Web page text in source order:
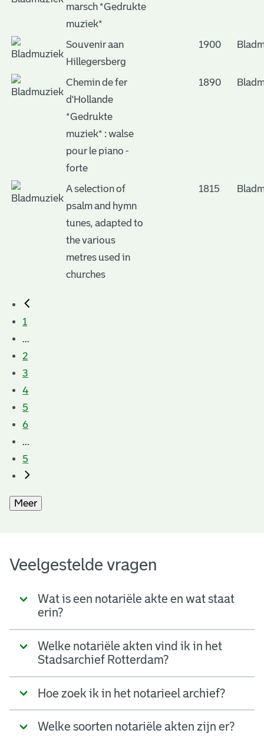
marsch *Gedrukte
muziek*
Souvenir aan
Hillegersberg
1900
Chemin de fer
d'Hollande
*Gedrukte
muziek* : walse
pour le piano -
forte
1890
A selection of
psalm and hymn
tunes, adapted to
the various
metres used in
churches
1815
1
...
2
3
4
5
6
...
5
Meer
Veelgestelde vragen
Wat is een notariële akte en wat staat
erin?
Welke notariële akten vind ik in het
Stadsarchief Rotterdam?
Hoe zoek ik in het notarieel archief?
Welke soorten notariële akten zijn er?